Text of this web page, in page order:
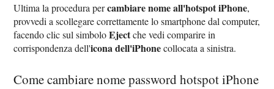
Ultima la procedura percambiare nome all'hotspot iPhone,
provvedi a scollegare correttamente lo smartphone dal computer,
facendo clic sul simboloEjectche vedi comparire in
corrispondenza dell'icona dell'iPhonecollocata a sinistra.
Come cambiare nome password hotspot iPhone